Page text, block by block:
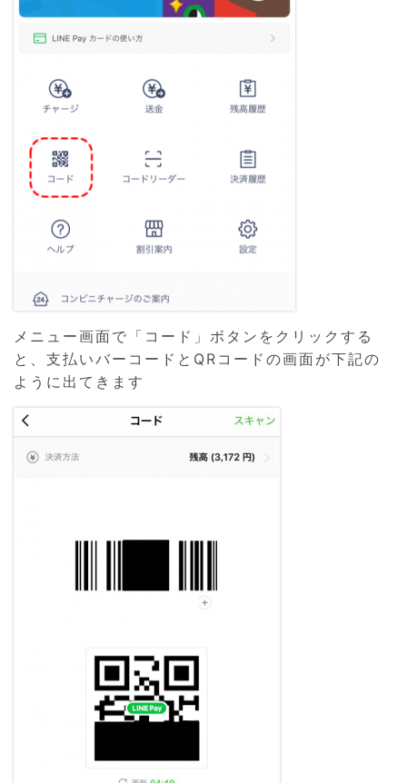
メニュー画面で「コード」ボタンをクリックする
と、支払いバーコードとQRコードの画面が下記の
ように出てきます